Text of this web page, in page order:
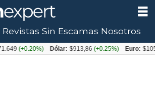
Revistas Sin Escamas Nosotros
Dólar: $913,86(+0.25%) Euro: $1053,08(-